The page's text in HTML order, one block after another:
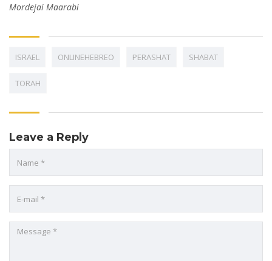
Mordejai Maarabi
ISRAEL ONLINEHEBREO PERASHAT SHABAT
TORAH
Leave a Reply